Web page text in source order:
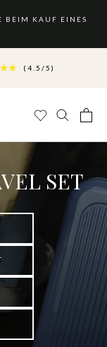
BEIM KAUF EINES
(4.5/5)
SET